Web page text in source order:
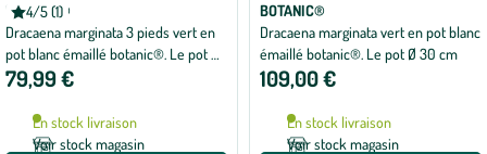
4/5 (1)
Note
moyenne
de
4
sur
BOTANIC®
Dracaena marginata 3 pieds vert en
pot blanc émaillé botanic®. Le pot Ø
24 cm
79,99 €
En stock livraison
Voir stock magasin
BOTANIC®
Dracaena marginata vert en pot blanc
émaillé botanic®. Le pot Ø 30 cm
109,00 €
En stock livraison
Voir stock magasin